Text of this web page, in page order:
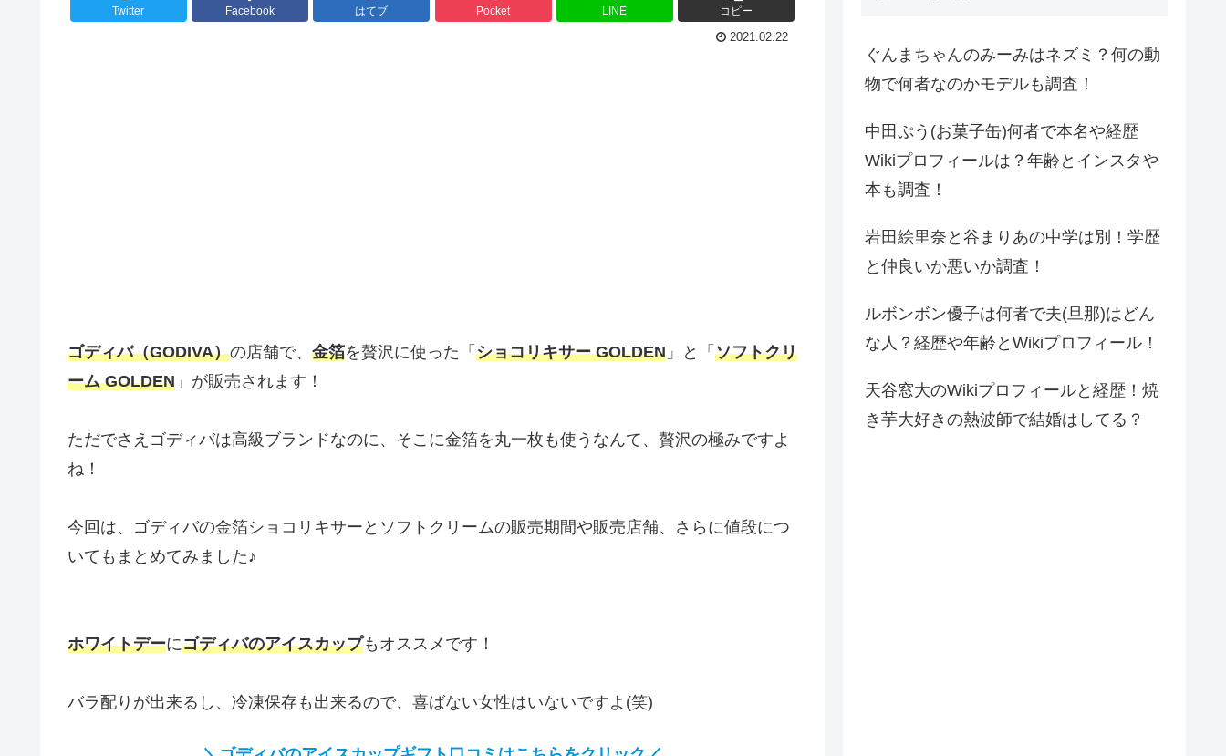
Twitter Facebook はてブ Pocket LINE コピー
2021.02.22
ゴディバ（GODIVA）の店舗で、 金箔を贅沢に使った「 ショコリキサー GOLDEN 」と「 ソフトクリ
ーム GOLDEN 」が販売されます！
ただでさえゴディバは高級ブランドなのに、そこに金箔を丸一枚も使うなんて、贅沢の極みですよ
ね！
今回は、ゴディバの金箔ショコリキサーとソフトクリームの販売期間や販売店舗、さらに値段につ
いてもまとめてみました♪
ホワイトデーにゴディバのアイスカップもオススメです！
バラ配りが出来るし、冷凍保存も出来るので、喜ばない女性はいないですよ(笑)
ぐんまちゃんのみーみはネズミ？何の動
物で何者なのかモデルも調査！
中田ぷう(お菓子缶)何者で本名や経歴
Wikiプロフィールは？年齢とインスタや
本も調査！
岩田絵里奈と谷まりあの中学は別！学歴
と仲良いか悪いか調査！
ルボンボン優子は何者で夫(旦那)はどん
な人？経歴や年齢とWikiプロフィール！
天谷窓大のWikiプロフィールと経歴！焼
き芋大好きの熱波師で結婚はしてる？